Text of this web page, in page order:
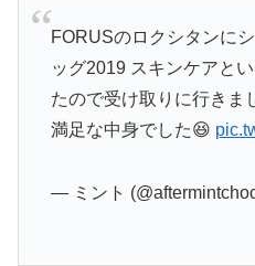
FORUSのロクシタンに
ッグ2019 スキンケアと
たので受け取りに行きま
満足な中身でした😆
— ミント